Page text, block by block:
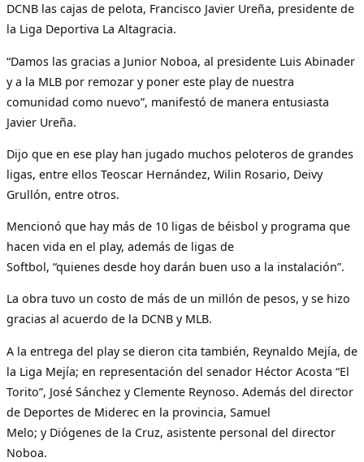
DCNB las cajas de pelota, Francisco Javier Ureña, presidente de
la Liga Deportiva La Altagracia.
“Damos las gracias a Junior Noboa, al presidente Luis Abinader
y a la MLB por remozar y poner este play de nuestra
comunidad como nuevo”, manifestó de manera entusiasta
Javier Ureña.
Dijo que en ese play han jugado muchos peloteros de grandes
ligas, entre ellos Teoscar Hernández, Wilin Rosario, Deivy
Grullón, entre otros.
Mencionó que hay más de 10 ligas de béisbol y programa que
hacen vida en el play, además de ligas de
Softbol, “quienes desde hoy darán buen uso a la instalación”.
La obra tuvo un costo de más de un millón de pesos, y se hizo
gracias al acuerdo de la DCNB y MLB.
A la entrega del play se dieron cita también, Reynaldo Mejía, de
la Liga Mejía; en representación del senador Héctor Acosta “El
Torito”, José Sánchez y Clemente Reynoso. Además del director
de Deportes de Miderec en la provincia, Samuel
Melo; y Diógenes de la Cruz, asistente personal del director
Noboa.